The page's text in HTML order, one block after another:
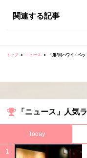
関連する記事
トップ ニュース 「第2回ハワイ・ペ
「ニュース」人気
Today